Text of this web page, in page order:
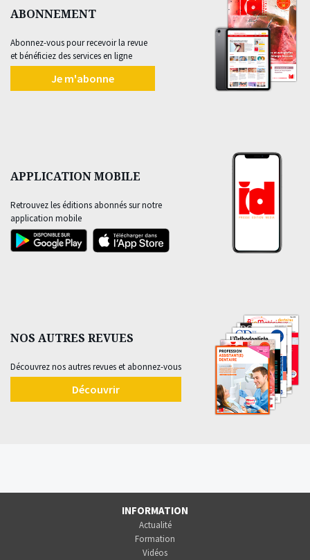
ABONNEMENT
Abonnez-vous pour recevoir la revue
et bénéficiez des services en ligne
Je m'abonne
APPLICATION MOBILE
Retrouvez les éditions abonnés sur notre
application mobile
NOS AUTRES REVUES
Découvrez nos autres revues et abonnez-vous
Découvrir
INFORMATION
Actualité
Formation
Vidéos